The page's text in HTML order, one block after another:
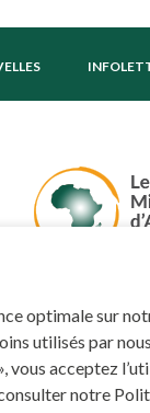
optimale sur
utilisés par
vous acceptez
notre